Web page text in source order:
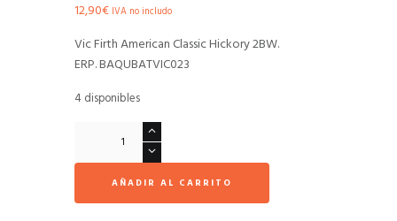
12,90€ IVA no includo
Vic Firth American Classic Hickory 2BW.
ERP. BAQUBATVIC023
4 disponibles
2B
AmericanAÑADIR AL CARRITO